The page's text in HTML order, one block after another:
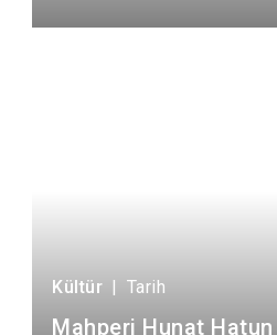
Kültür | Tarih
Mahperi Hunat